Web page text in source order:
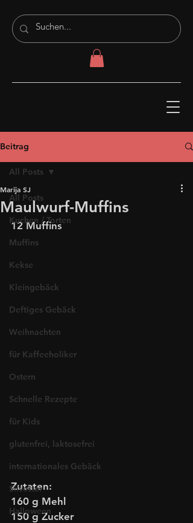
Beitrag
All Posts
Kuchen / Torten
Muffins
Kekse
Kleingebäck
Deftiges Gebäck
Weihnachten
für Kaffeeholiker
Ostern
Schnelle Rezepte
für Kids
glutenfrei, laktosefrei
internationales Gebäck
Silvester
Halloween
All Posts
Maulwurf-Muffins
Marija SJ
12 Muffins
Zutaten:
160 g Mehl
150 g Zucker